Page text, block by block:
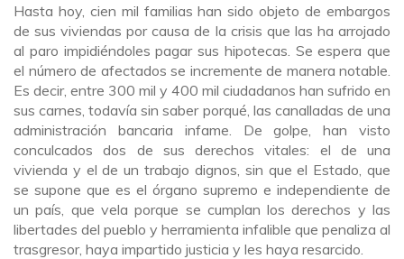
Hasta hoy, cien mil familias han sido objeto de embargos
de sus viviendas por causa de la crisis que las ha arrojado
al paro impidiéndoles pagar sus hipotecas. Se espera que
el número de afectados se incremente de manera notable.
Es decir, entre 300 mil y 400 mil ciudadanos han sufrido en
sus carnes, todavía sin saber porqué, las canalladas de una
administración bancaria infame. De golpe, han visto
conculcados dos de sus derechos vitales: el de una
vivienda y el de un trabajo dignos, sin que el Estado, que
se supone que es el órgano supremo e independiente de
un país, que vela porque se cumplan los derechos y las
libertades del pueblo y herramienta infalible que penaliza al
trasgresor, haya impartido justicia y les haya resarcido.